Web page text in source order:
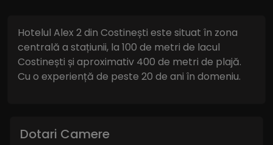
Hotelul Alex 2 din Costinești este situat în zona
centrală a stațiunii, la 100 de metri de lacul
Costinești și aproximativ 400 de metri de plajă.
Cu o experiență de peste 20 de ani în domeniu.
Dotari Camere